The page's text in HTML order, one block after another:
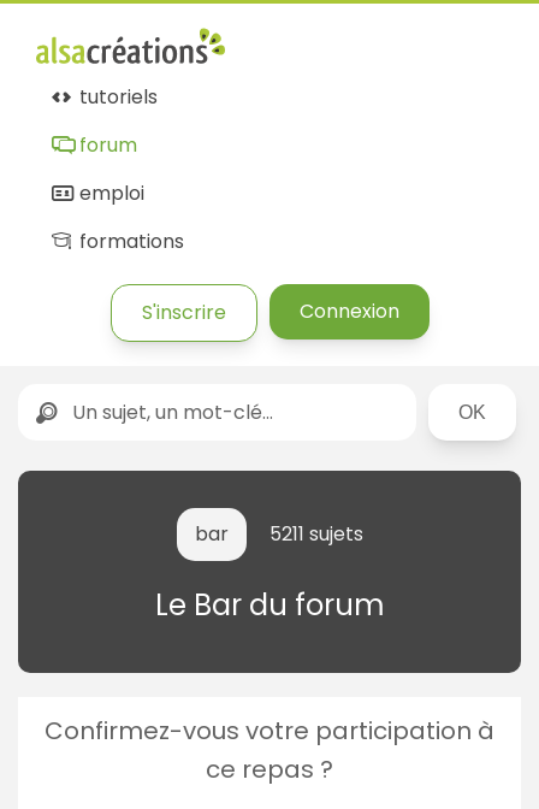
tutoriels
forum
emploi
formations
S'inscrire Connexion
Rechercher
bar 5211 sujets
Le Bar du forum
Confirmez-vous votre participation à
ce repas ?